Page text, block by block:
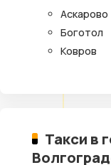
Аскарово
Боготол
Ковров
Такси в